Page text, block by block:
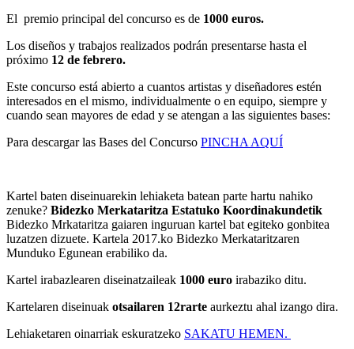
El premio principal del concurso es de 1000 euros.
Los diseños y trabajos realizados podrán presentarse hasta el
próximo 12 de febrero.
Este concurso está abierto a cuantos artistas y diseñadores estén
interesados en el mismo, individualmente o en equipo, siempre y
cuando sean mayores de edad y se atengan a las siguientes bases:
Para descargar las Bases del Concurso PINCHA AQUÍ
Kartel baten diseinuarekin lehiaketa batean parte hartu nahiko
zenuke? Bidezko Merkataritza Estatuko Koordinakundetik
Bidezko Mrkataritza gaiaren inguruan kartel bat egiteko gonbitea
luzatzen dizuete. Kartela 2017.ko Bidezko Merkataritzaren
Munduko Egunean erabiliko da.
Kartel irabazlearen diseinatzaileak 1000 euro irabaziko ditu.
Kartelaren diseinuak otsailaren 12rarte aurkeztu ahal izango dira.
Lehiaketaren oinarriak eskuratzeko SAKATU HEMEN.